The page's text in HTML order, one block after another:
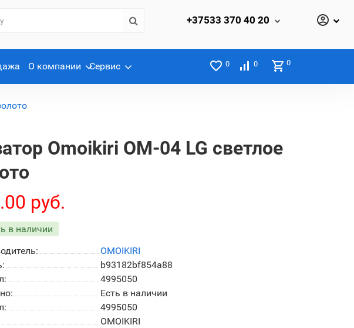
+37533 370 40 20
О компании Сервис 0 0 0
Omoikiri OM-04 LG светлое
руб.
в наличии
OMOIKIRI
b93182bf854a88
4995050
Есть в наличии
4995050
OMOIKIRI